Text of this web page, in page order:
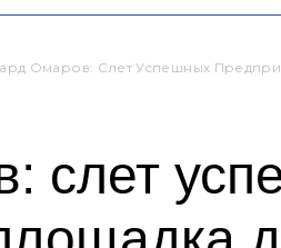
Омаров: Слет Успешных
слет